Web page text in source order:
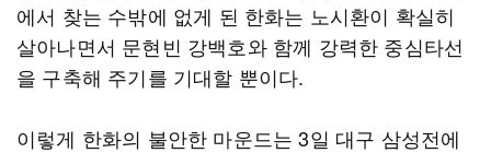
에서 찾는 수밖에 없게 된 한화는 노시환이 확실히
살아나면서 문현빈 강백호와 함께 강력한 중심타선
을 구축해 주기를 기대할 뿐이다.
이렇게 한화의 불안한 마운드는 3일 대구 삼성전에